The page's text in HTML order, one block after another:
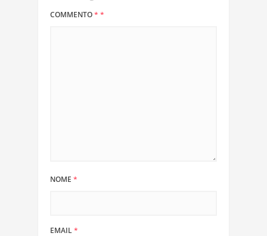
COMMENTO* *
NOME *
EMAIL*